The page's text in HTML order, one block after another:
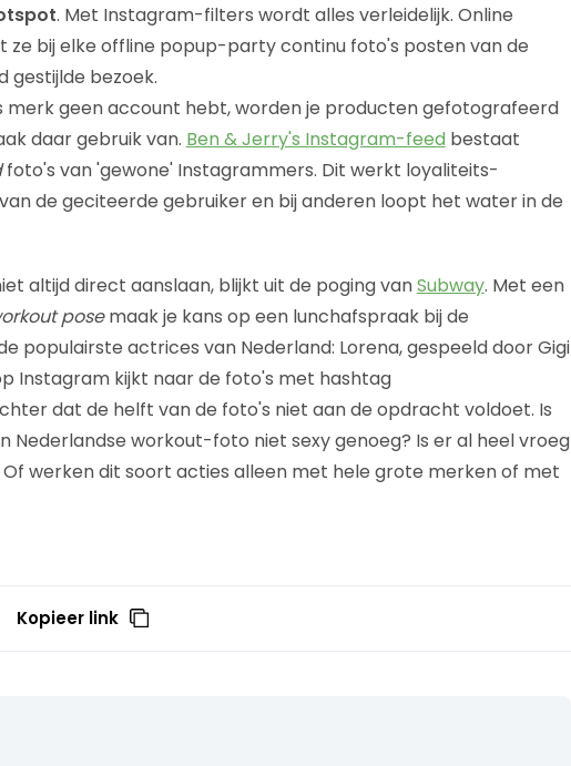
. Met Instagram-filters wordt alles verleidelijk. Online
ze bij elke offline popup-party continu foto's posten van de
gestijlde bezoek.
merk geen account hebt, worden je producten gefotografeerd
daar gebruik van. Ben & Jerry's Instagram-feed bestaat
foto's van 'gewone' Instagrammers. Dit werkt loyaliteits-
de geciteerde gebruiker en bij anderen loopt het water in de
altijd direct aanslaan, blijkt uit de poging vanSubway. Met een
posemaak je kans op een lunchafspraak bij de
populairste actrices van Nederland: Lorena, gespeeld door Gigi
Instagram kijkt naar de foto's met hashtag
dat de helft van de foto's niet aan de opdracht voldoet. Is
Nederlandse workout-foto niet sexy genoeg? Is er al heel vroeg
werken dit soort acties alleen met hele grote merken of met
Kopieer link